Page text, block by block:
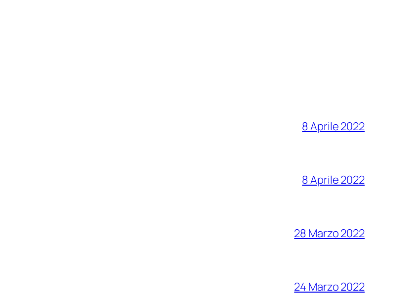
8 Aprile 2022
8 Aprile 2022
28 Marzo 2022
24 Marzo 2022